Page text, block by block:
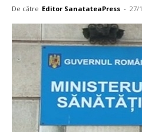
De către Editor SanatateaPress - 27/